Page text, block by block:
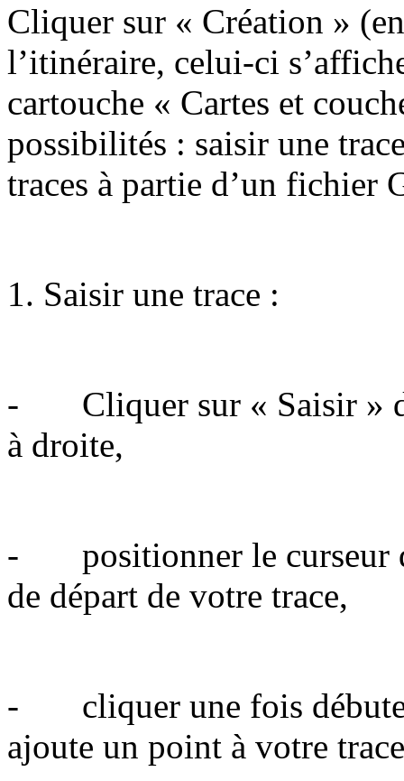
Cliquer sur « Création »
l’itinéraire, celui-ci
cartouche « Cartes et
possibilités : saisir une
traces à partie d’un fichier
Saisir une trace :
- Cliquer sur « Saisir »
à droite,
- positionner le curseur
de départ de votre trace,
- cliquer une fois débute
ajoute un point à votre